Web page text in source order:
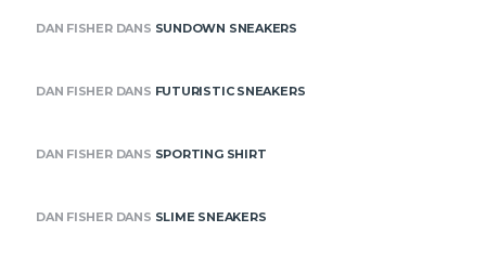
DAN FISHERDANS SUNDOWN SNEAKERS
DAN FISHERDANS FUTURISTIC SNEAKERS
DAN FISHERDANS SPORTING SHIRT
DAN FISHERDANS SLIME SNEAKERS